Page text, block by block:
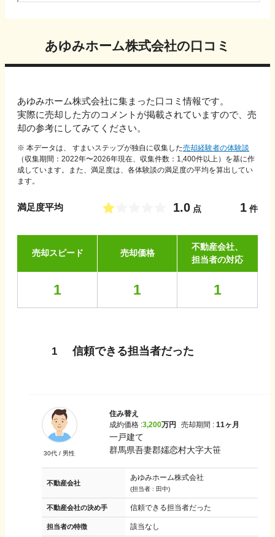
あゆみホーム株式会社の口コミ
あゆみホーム株式会社に集まった口コミ情報です。
実際に売却した方のコメントが掲載されていますので、売
却の参考にしてみてください。
※ 本データは、 すまいステップが独自に収集した売却経験者の体験談
（収集期間：2022年〜2026年現在、収集件数： 1,400件以上）を基に作
成しています。また、満足度は、各体験談の満足度の平均を算出してい
ます。
満足度平均 1.0 点 1 件
売却スピード 売却価格
不動産会社、
担当者の対応
1 1 1
1 信頼できる担当者だった
30代 / 男性
住み替え
成約価格 :3,200万円 売却期間 : 11ヶ月
一戸建て
群馬県吾妻郡嬬恋村大字大笹
不動産会社
あゆみホーム株式会社
(担当者 : 田中)
不動産会社の決め手 信頼できる担当者だった
担当者の特徴 該当なし